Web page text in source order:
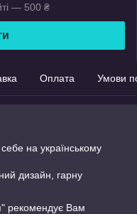
— 500 ₴
Оплата Умови
на українському
дизайн, гарну
рекомендує Вам